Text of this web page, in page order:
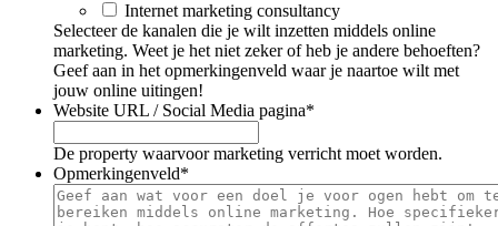
Internet marketing consultancy
Selecteer de kanalen die je wilt inzetten middels online
marketing. Weet je het niet zeker of heb je andere behoeften?
Geef aan in het opmerkingenveld waar je naartoe wilt met
jouw online uitingen!
Website URL / Social Media pagina*
De property waarvoor marketing verricht moet worden.
Opmerkingenveld*